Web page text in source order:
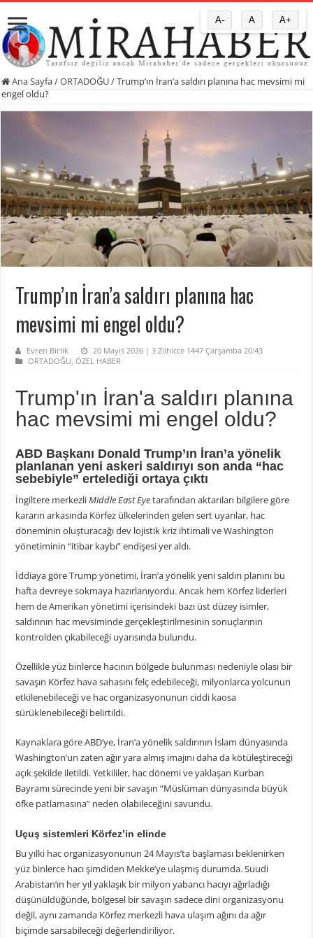
Ana Sayfa/ORTADOĞU/Trump’ın İran’a saldırı planına hac mevsimi mi
engel oldu?
Trump’ın İran’a saldırı planına hac
mevsimi mi engel oldu?
Evren Birlik
20 Mayıs 2026 | 3 Zilhicce 1447 Çarşamba 20:43
ORTADOĞU,ÖZEL HABER
Trump'ın İran'a saldırı planına
hac mevsimi mi engel oldu?
ABD Başkanı Donald Trump’ın İran’a yönelik
planlanan yeni askeri saldırıyı son anda “hac
sebebiyle” ertelediği ortaya çıktı
İngiltere merkezliMiddle East Eyetarafından aktarılan bilgilere göre
kararın arkasında Körfez ülkelerinden gelen sert uyarılar, hac
döneminin oluşturacağı dev lojistik kriz ihtimali ve Washington
yönetiminin “itibar kaybı” endişesi yer aldı.
İddiaya göre Trump yönetimi, İran’a yönelik yeni saldırı planını bu
hafta devreye sokmaya hazırlanıyordu. Ancak hem Körfez liderleri
hem de Amerikan yönetimi içerisindeki bazı üst düzey isimler,
saldırının hac mevsiminde gerçekleştirilmesinin sonuçlarının
kontrolden çıkabileceği uyarısında bulundu.
Özellikle yüz binlerce hacının bölgede bulunması nedeniyle olası bir
savaşın Körfez hava sahasını felç edebileceği, milyonlarca yolcunun
etkilenebileceği ve hac organizasyonunun ciddi kaosa
sürüklenebileceği belirtildi.
Kaynaklara göre ABD’ye, İran’a yönelik saldırının İslam dünyasında
Washington’un zaten ağır yara almış imajını daha da kötüleştireceği
açık şekilde iletildi. Yetkililer, hac dönemi ve yaklaşan Kurban
Bayramı sürecinde yeni bir savaşın “Müslüman dünyasında büyük
öfke patlamasına” neden olabileceğini savundu.
Uçuş sistemleri Körfez’in elinde
Bu yılki hac organizasyonunun 24 Mayıs’ta başlaması beklenirken
yüz binlerce hacı şimdiden Mekke’ye ulaşmış durumda. Suudi
Arabistan’ın her yıl yaklaşık bir milyon yabancı hacıyı ağırladığı
düşünüldüğünde, bölgesel bir savaşın sadece dini organizasyonu
değil, aynı zamanda Körfez merkezli hava ulaşım ağını da ağır
biçimde sarsabileceği değerlendiriliyor.
A- A A+